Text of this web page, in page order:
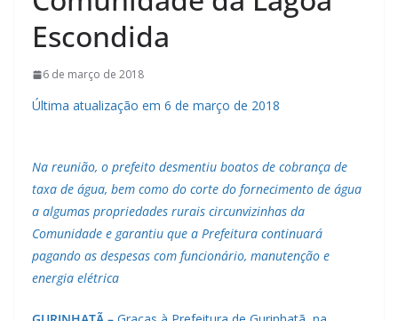
Escondida
6 de março de 2018
Última atualização em 6 de março de 2018
Na reunião, o prefeito desmentiu boatos de cobrança de
taxa de água, bem como do corte do fornecimento de água
a algumas propriedades rurais circunvizinhas da
Comunidade e garantiu que a Prefeitura continuará
pagando as despesas com funcionário, manutenção e
energia elétrica